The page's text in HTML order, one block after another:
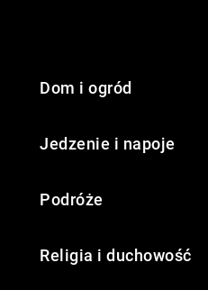
Dom i ogród
Jedzenie i napoje
Podróże
Religia i duchowość